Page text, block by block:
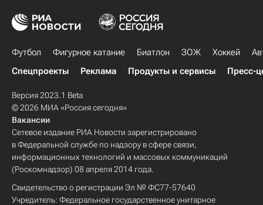
Футбол Фигурное катание Биатлон ЗОЖ Хоккей
Спецпроекты
Реклама Продукты и сервисы Пресс-
Версия 2023.1 Beta
© 2026 МИА «Россия сегодня»
Вакансии
Сетевое издание РИА Новости зарегистрировано
в Федеральной службе по надзору в сфере связи,
информационных технологий и массовых коммуникаций
(Роскомнадзор) 08 апреля 2014 года.
Свидетельство о регистрации Эл № ФС77-57640
Учредитель: Федеральное государственное унитарное